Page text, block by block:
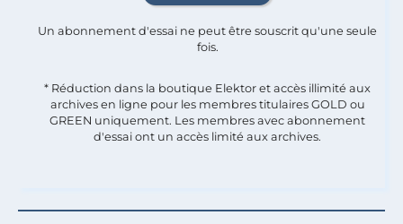
Un abonnement d'essai ne peut être souscrit qu'une seule
fois.​
* Réduction dans la boutique Elektor et accès illimité aux
archives en ligne pour les membres titulaires GOLD ou
GREEN uniquement. Les membres avec abonnement
d'essai ont un accès limité aux archives.